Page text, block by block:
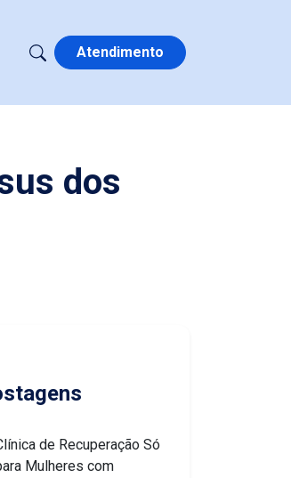
Atendimento
dos
de Recuperação Só
Mulheres com